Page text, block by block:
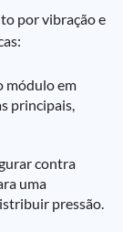
por vibração e
módulo em
principais,
contra
uma
pressão.